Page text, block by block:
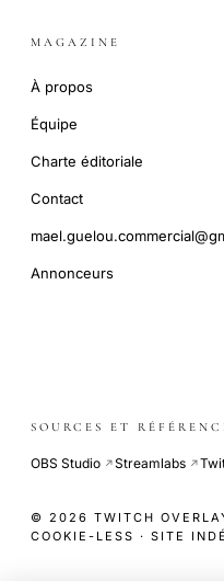
MAGAZINE
À propos
Équipe
Charte éditoriale
Contact
Annonceurs
SOURCES ET
OBS Studio ↗Streamlabs ↗
© 2026 TWITCH
COOKIE-LESS · SITE